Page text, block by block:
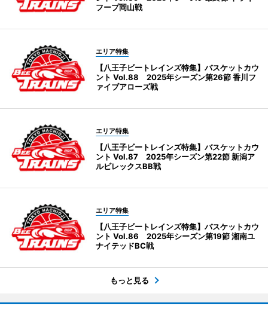
フープ岡山戦
エリア特集
【八王子ビートレインズ特集】バスケットカウ
ント Vol.88 2025年シーズン第26節 香川フ
ァイブアローズ戦
エリア特集
【八王子ビートレインズ特集】バスケットカウ
ント Vol.87 2025年シーズン第22節 新潟ア
ルビレックスBB戦
エリア特集
【八王子ビートレインズ特集】バスケットカウ
ント Vol.86 2025年シーズン第19節 湘南ユ
ナイテッドBC戦
もっと見る